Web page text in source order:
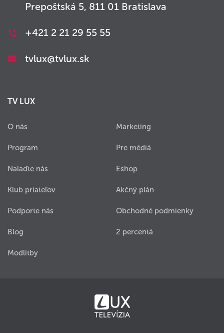
Prepoštská 5, 811 01 Bratislava
+421 2 21 29 55 55
tvlux@tvlux.sk
TV LUX
O nás
Program
Nalaďte nás
Klub priateľov
Podporte nás
Blog
Modlitby
Marketing
Pre médiá
Eshop
Akčný plán
Obchodné podmienky
2 percentá